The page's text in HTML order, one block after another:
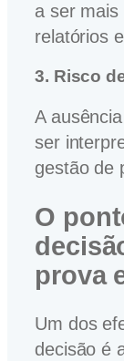
a ser mais
relatórios
3. Risco
A
ser
gestão de
O
prova
Um dos
decisão é